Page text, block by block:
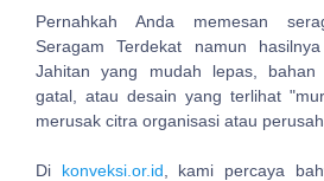
Pernahkah Anda memesan
Seragam Terdekat namun
Jahitan yang mudah lepas,
gatal, atau desain yang terlihat
merusak citra organisasi atau
Di konveksi.or.id , kami percaya